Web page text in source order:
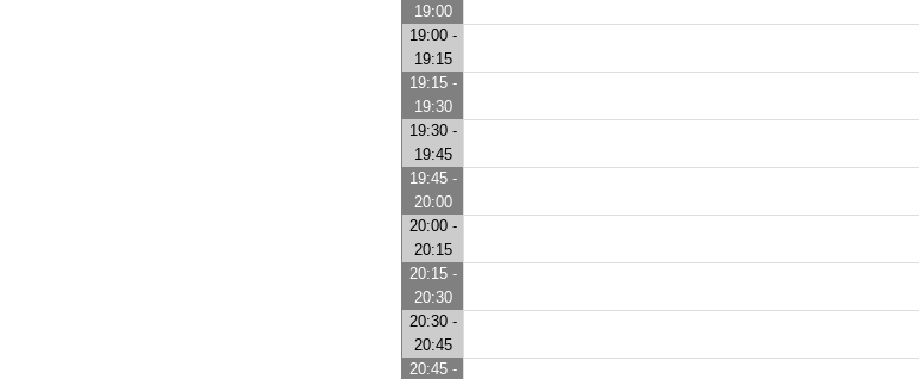
19:00
19:00 -
19:15
19:15 -
19:30
19:30 -
19:45
19:45 -
20:00
20:00 -
20:15
20:15 -
20:30
20:30 -
20:45
20:45 -